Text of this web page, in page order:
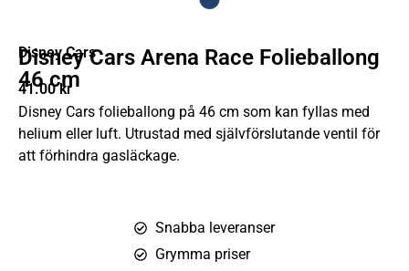
Disney Cars
Disney Cars Arena Race Folieballong
46 cm
41.00kr
Disney Cars folieballong på 46 cm som kan fyllas med
helium eller luft. Utrustad med självförslutande ventil för
att förhindra gasläckage.
Snabba leveranser
Grymma priser